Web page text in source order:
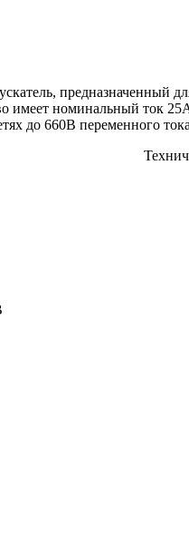
номинальный ток
до 660В переменного